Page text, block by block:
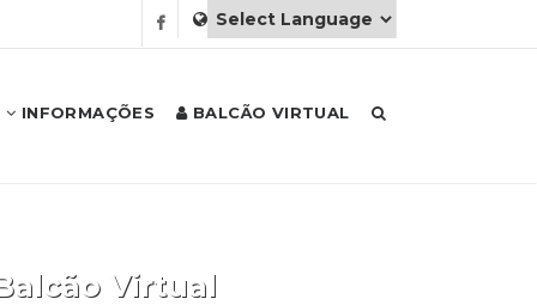
INFORMAÇÕES BALCÃO VIRTUAL
Balcão Virtual